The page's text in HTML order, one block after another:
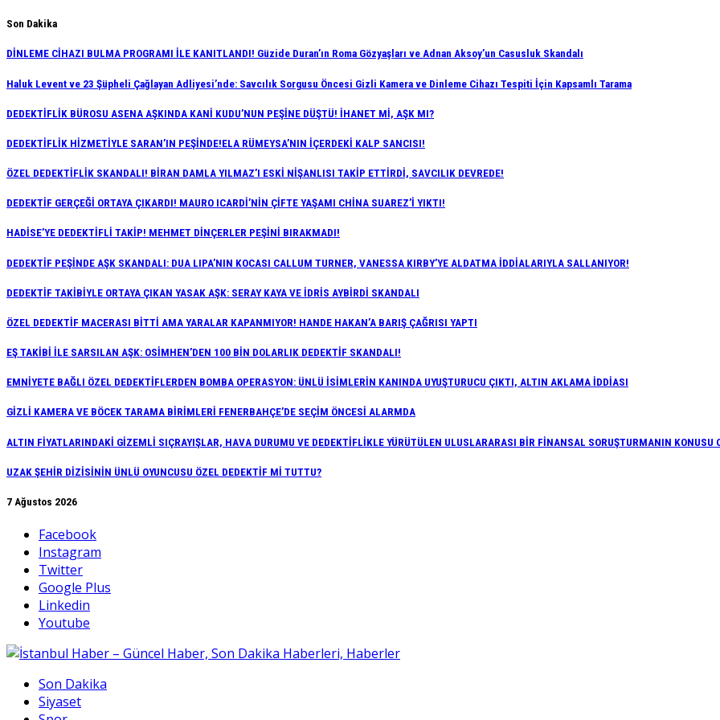
Skip
to
content
Son Dakika
DİNLEME CİHAZI BULMA PROGRAMI İLE KANITLANDI! Güzide Duran’ın Roma Gözyaşları ve Adnan Aksoy’un Casusluk Skandalı
Haluk Levent ve 23 Şüpheli Çağlayan Adliyesi’nde: Savcılık Sorgusu Öncesi Gizli Kamera ve Dinleme Cihazı Tespiti İçin Kapsamlı Tarama
DEDEKTİFLİK BÜROSU ASENA AŞKINDA KANİ KUDU’NUN PEŞİNE DÜŞTÜ! İHANET Mİ, AŞK MI?
DEDEKTİFLİK HİZMETİYLE SARAN’IN PEŞİNDE!ELA RÜMEYSA’NIN İÇERDEKİ KALP SANCISI!
ÖZEL DEDEKTİFLİK SKANDALI! BİRAN DAMLA YILMAZ’I ESKİ NİŞANLISI TAKİP ETTİRDİ, SAVCILIK DEVREDE!
DEDEKTİF GERÇEĞİ ORTAYA ÇIKARDI! MAURO ICARDİ’NİN ÇİFTE YAŞAMI CHİNA SUAREZ’İ YIKTI!
HADİSE’YE DEDEKTİFLİ TAKİP! MEHMET DİNÇERLER PEŞİNİ BIRAKMADI!
DEDEKTİF PEŞİNDE AŞK SKANDALI: DUA LIPA’NIN KOCASI CALLUM TURNER, VANESSA KIRBY’YE ALDATMA İDDİALARIYLA SALLANIYOR!
DEDEKTİF TAKİBİYLE ORTAYA ÇIKAN YASAK AŞK: SERAY KAYA VE İDRİS AYBİRDİ SKANDALI
ÖZEL DEDEKTİF MACERASI BİTTİ AMA YARALAR KAPANMIYOR! HANDE HAKAN’A BARIŞ ÇAĞRISI YAPTI
EŞ TAKİBİ İLE SARSILAN AŞK: OSİMHEN’DEN 100 BİN DOLARLIK DEDEKTİF SKANDALI!
EMNİYETE BAĞLI ÖZEL DEDEKTİFLERDEN BOMBA OPERASYON: ÜNLÜ İSİMLERİN KANINDA UYUŞTURUCU ÇIKTI, ALTIN AKLAMA İDDİASI
GİZLİ KAMERA VE BÖCEK TARAMA BİRİMLERİ FENERBAHÇE’DE SEÇİM ÖNCESİ ALARMDA
ALTIN FİYATLARINDAKİ GİZEMLİ SIÇRAYIŞLAR, HAVA DURUMU VE DEDEKTİFLİKLE YÜRÜTÜLEN ULUSLARARASI BİR FİNANSAL SORUŞTURMANIN KONUSU
UZAK ŞEHİR DİZİSİNİN ÜNLÜ OYUNCUSU ÖZEL DEDEKTİF Mİ TUTTU?
7 Ağustos 2026
Facebook
Instagram
Twitter
Google Plus
Linkedin
Youtube
Son Dakika
Siyaset